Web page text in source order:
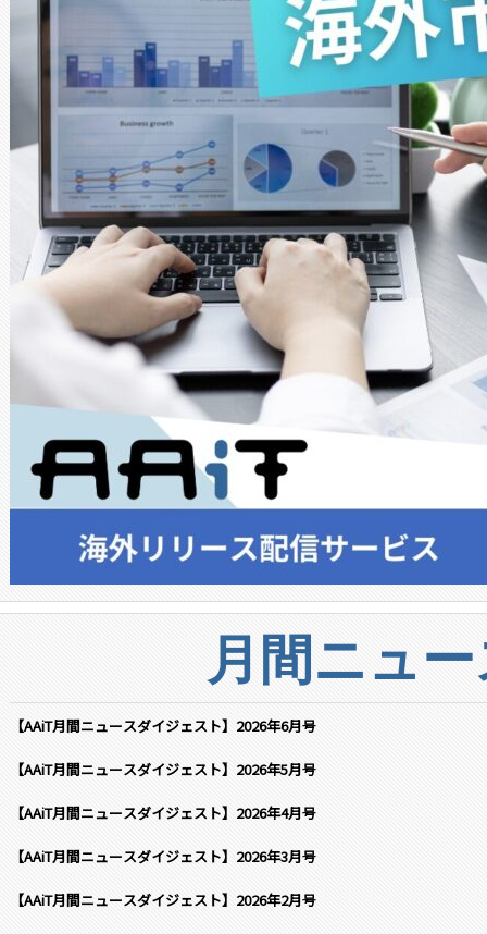
月間ニュ
【AAiT月間ニュースダイジェスト】2026年6月号
【AAiT月間ニュースダイジェスト】2026年5月号
【AAiT月間ニュースダイジェスト】2026年4月号
【AAiT月間ニュースダイジェスト】2026年3月号
【AAiT月間ニュースダイジェスト】2026年2月号